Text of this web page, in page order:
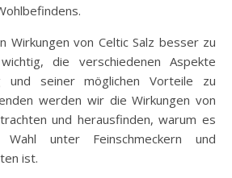
Wirkungen von Celtic Salz besser zu
die verschiedenen Aspekte
und seiner möglichen Vorteile zu
werden wir die Wirkungen von
und herausfinden, warum es
unter Feinschmeckern und
ist.